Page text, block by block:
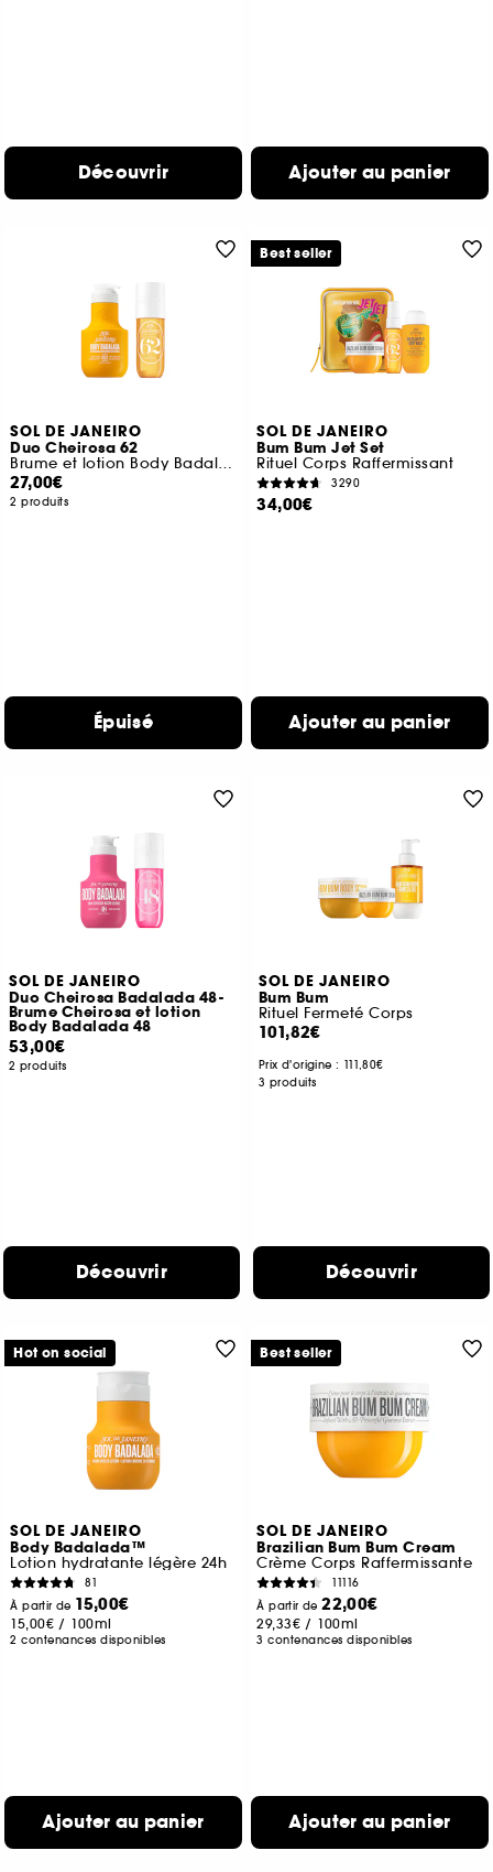
Découvrir Ajouter au panier
SOL DE JANEIRO
Duo Cheirosa 62
Brume et lotion Body Badalada
27,00€
2 produits
Épuisé
SOL DE JANEIRO
Bum Bum Jet Set
Rituel Corps Raffermissant
3290
34,00€
Ajouter au panier
Best seller
SOL DE JANEIRO
Duo Cheirosa Badalada 48-
Brume Cheirosa et lotion
Body Badalada 48
53,00€
2 produits
Découvrir
SOL DE JANEIRO
Bum Bum
Rituel Fermeté Corps
101,82€
Prix d'origine : 111,80€
3 produits
Découvrir
SOL DE JANEIRO
Body Badalada™
Lotion hydratante légère 24h
81
À partir de 15,00€
15,00€ / 100ml
2 contenances disponibles
Ajouter au panier
Hot on social
SOL DE JANEIRO
Brazilian Bum Bum Cream
Crème Corps Raffermissante
11116
À partir de22,00€
29,33€ / 100ml
3 contenances disponibles
Ajouter au panier
Best seller